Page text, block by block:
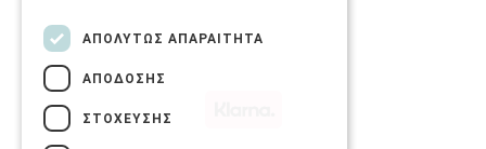
ΑΠΟΛΎΤΩΣ ΑΠΑΡΑΊΤΗΤΑ
ΑΠΌΔΟΣΗΣ
ΣΤΌΧΕΥΣΗΣ